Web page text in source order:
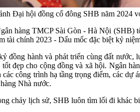
Đại hội đồng cổ đông SHB năm 2024
hàng TMCP Sài Gòn - Hà Nội (SHB)
tài chính 2023 - Dấu mốc đặc biệt kỷ
đồng hành và phát triển cùng đất
đẹp cho cộng đồng và xã hội. Ngân
các công trình hạ tầng trọng điểm, các dự
Nhà nước.
chảy lịch sử, SHB luôn tìm lối đi khác